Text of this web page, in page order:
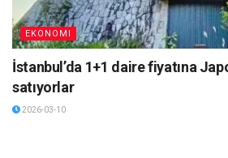
EKONOMI
İstanbul’da 1+1 daire fiyatına
satıyorlar
2026-03-10